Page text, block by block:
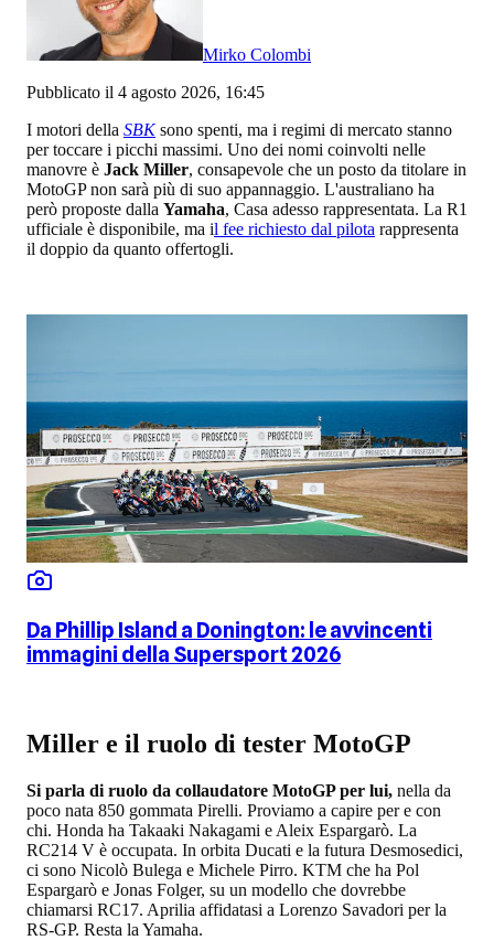
Mirko Colombi
Pubblicato il 4 agosto 2026, 16:45
I motori della SBK sono spenti, ma i regimi di mercato stanno
per toccare i picchi massimi. Uno dei nomi coinvolti nelle
manovre è Jack Miller, consapevole che un posto da titolare in
MotoGP non sarà più di suo appannaggio. L'australiano ha
però proposte dalla Yamaha, Casa adesso rappresentata. La R1
ufficiale è disponibile, ma il fee richiesto dal pilota rappresenta
il doppio da quanto offertogli.
Da Phillip Island a Donington: le avvincenti
immagini della Supersport 2026
Miller e il ruolo di tester MotoGP
Si parla di ruolo da collaudatore MotoGP per lui, nella da
poco nata 850 gommata Pirelli. Proviamo a capire per e con
chi. Honda ha Takaaki Nakagami e Aleix Espargarò. La
RC214 V è occupata. In orbita Ducati e la futura Desmosedici,
ci sono Nicolò Bulega e Michele Pirro. KTM che ha Pol
Espargarò e Jonas Folger, su un modello che dovrebbe
chiamarsi RC17. Aprilia affidatasi a Lorenzo Savadori per la
RS-GP. Resta la Yamaha.